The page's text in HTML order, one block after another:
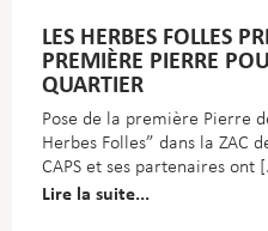
LES HERBES FOLLES
PREMIÈRE PIERRE
QUARTIER
Pose de la première Pierre
Herbes Folles” dans la ZAC
CAPS et ses partenaires ont
Lire la suite...